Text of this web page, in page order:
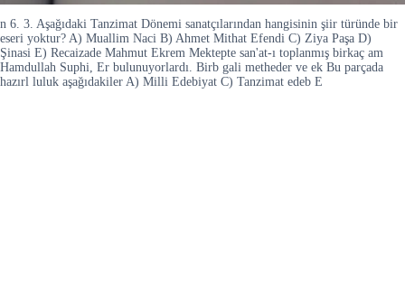
n 6. 3. Aşağıdaki Tanzimat Dönemi sanatçılarından hangisinin şiir türünde bir
eseri yoktur? A) Muallim Naci B) Ahmet Mithat Efendi C) Ziya Paşa D)
Şinasi E) Recaizade Mahmut Ekrem Mektepte san'at-ı toplanmış birkaç am
Hamdullah Suphi, Er bulunuyorlardı. Birb gali metheder ve ek Bu parçada
hazırl luluk aşağıdakiler A) Milli Edebiyat C) Tanzimat edeb E